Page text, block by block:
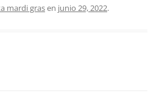
mardi grasen junio 29, 2022.